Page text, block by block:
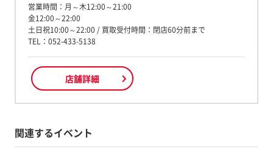
営業時間：月～木12:00～21:00
金12:00～22:00
土日祝10:00～22:00 / 買取受付時間：閉店60分前まで
TEL：052-433-5138
店舗詳細
関連するイベント